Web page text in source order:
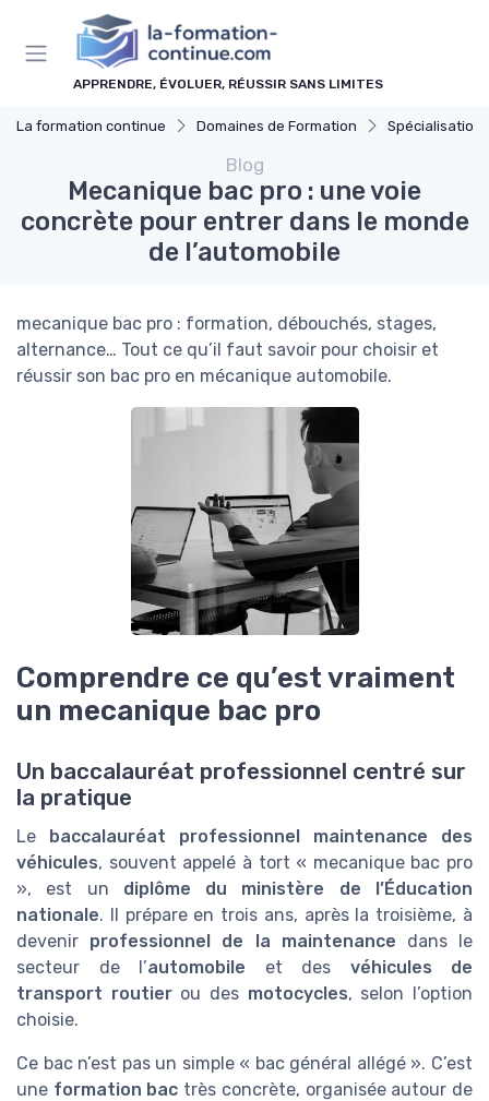
APPRENDRE, ÉVOLUER, RÉUSSIR SANS LIMITES
La formation continue Domaines de Formation
Blog
Mecanique bac pro : une voie
concrète pour entrer dans le monde
de l’automobile
mecanique bac pro : formation, débouchés, stages,
alternance… Tout ce qu’il faut savoir pour choisir et
réussir son bac pro en mécanique automobile.
Comprendre ce qu’est vraiment
un mecanique bac pro
Un baccalauréat professionnel centré sur
la pratique
Le baccalauréat professionnel maintenance des
véhicules, souvent appelé à tort « mecanique bac pro
», est un diplôme du ministère de l’Éducation
nationale. Il prépare en trois ans, après la troisième, à
devenir professionnel de la maintenance dans le
secteur de l’automobile et des véhicules de
transport routierou des motocycles, selon l’option
choisie.
Ce bac n’est pas un simple « bac général allégé ». C’est
une formation bac très concrète, organisée autour de
Panneau de gestion des cookies